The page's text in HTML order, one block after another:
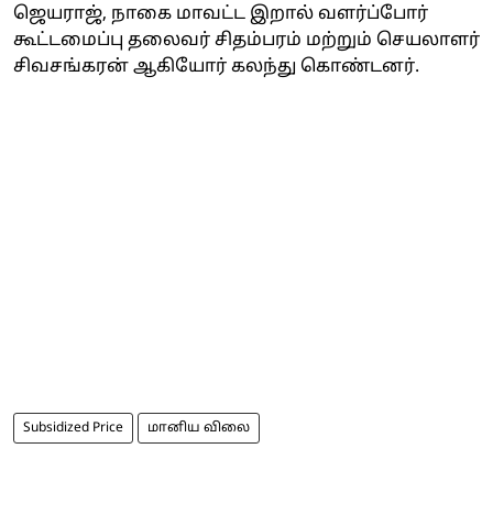
ஜெயராஜ், நாகை மாவட்ட இறால் வளர்ப்போர்
கூட்டமைப்பு தலைவர் சிதம்பரம் மற்றும் செயலாளர்
சிவசங்கரன் ஆகியோர் கலந்து கொண்டனர்.
Subsidized Price மானிய விலை